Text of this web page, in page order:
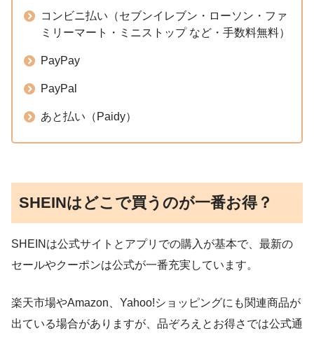
コンビニ払い（セブンイレブン・ローソン・ファ
ミリーマート・ミニストップ など・手数料無料）
PayPay
PayPal
あと払い（Paidy）
SHEINはどこで買うのが一番お得？
SHEINは公式サイトとアプリでの購入が基本で、最新の
セールやクーポンは公式が一番充実しています。
楽天市場やAmazon、Yahoo!ショッピングにも関連商品が
出ている場合がありますが、品ぞろえとお得さでは公式通